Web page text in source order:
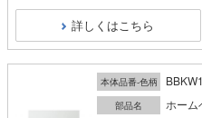
詳しくはこちら
本体品番-色柄
部品名 ホー